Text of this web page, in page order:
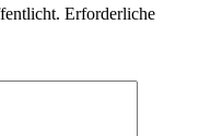
Erforderliche